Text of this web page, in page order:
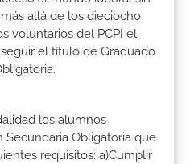
allá de los dieciocho
voluntarios del PCPI el
el título de Graduado
los alumnos
Secundaria Obligatoria que
requisitos: a)Cumplir